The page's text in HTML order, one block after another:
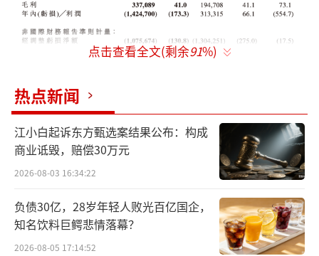
“营收大涨、亏损高企”，这两个词拼在一
起，勾勒出黑芝麻智能当下的真实处境。当高
阶智驾赛道从技术验证迈入规模放量的关键窗
口，黑芝麻智能正面临一场关于节奏、效率和
生存空间的严峻考验。
10亿级亏损持续
点击查看全文(剩余91%)
热点新闻
江小白起诉东方甄选案结果公布：构成
商业诋毁，赔偿30万元
2026-08-03 16:34:22
负债30亿，28岁年轻人败光百亿国企，
知名饮料巨鳄悲情落幕？
2026-08-05 17:14:52